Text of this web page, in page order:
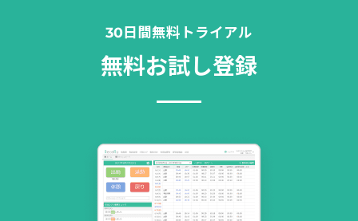
30日間無料トライアル
無料お試し登録